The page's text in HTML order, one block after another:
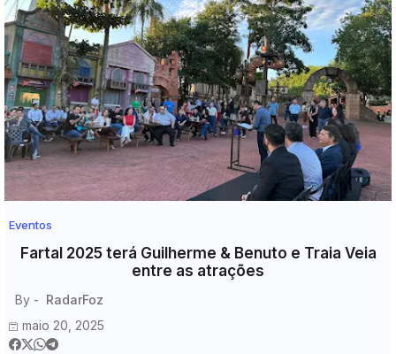
Eventos
Fartal 2025 terá Guilherme & Benuto e Traia Veia
entre as atrações
By - RadarFoz
maio 20, 2025